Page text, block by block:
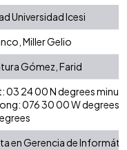
Universidad Icesi
Miller Gelio
Gómez, Farid
03 24 00 N degrees
076 30 00 W degrees
en Gerencia de